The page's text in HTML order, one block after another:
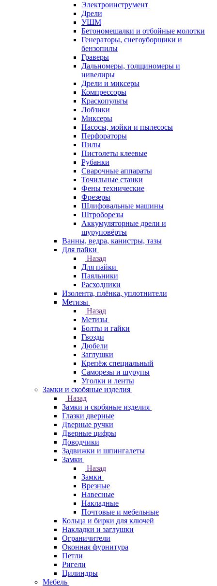
Электроинструмент
Дрели
УШМ
Бетономешалки и отбойные молотки
Генераторы, снегоуборщики и
бензопилы
Граверы
Дальномеры, толщиномеры и
нивелиры
Дрели и миксеры
Компрессоры
Краскопульты
Лобзики
Миксеры
Насосы, мойки и пылесосы
Перфораторы
Пилы
Пистолеты клеевые
Рубанки
Сварочные аппараты
Точильные станки
Фены технические
Фрезеры
Шлифовальные машины
Штроборезы
Аккумуляторные дрели и
шуруповёрты
Ванны, ведра, канистры, тазы
Для пайки
Назад
Для пайки
Паяльники
Расходники
Изолента, плёнка, уплотнители
Метизы
Назад
Метизы
Болты и гайки
Гвозди
Дюбели
Заглушки
Крепёж специальный
Саморезы и шурупы
Уголки и ленты
Замки и скобяные изделия
Назад
Замки и скобяные изделия
Глазки дверные
Дверные ручки
Дверные цифры
Доводчики
Задвижки и шпингалеты
Замки
Назад
Замки
Врезные
Навесные
Накладные
Почтовые и мебельные
Кольца и бирки для ключей
Накладки и заглушки
Ограничители
Оконная фурнитура
Петли
Ригели
Цилиндры
Мебель